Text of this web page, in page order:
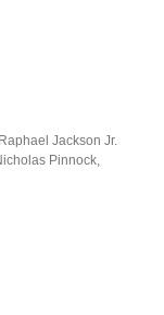
Raphael Jackson Jr.
Pinnock,